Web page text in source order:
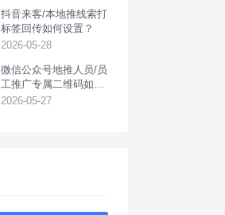
抖音来客/本地推线索打
标签回传如何设置？
2026-05-28
‌微信公众号地推人员/员
工推广专属二维码如何
生成？
2026-05-27